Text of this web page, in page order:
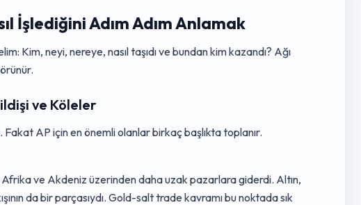
İşlediğini Adım Adım Anlamak
Kim, neyi, nereye, nasıl taşıdı ve bundan kim kazandı? Ağı
ve Köleler
AP için en önemli olanlar birkaç başlıkta toplanır.
Afrika ve Akdeniz üzerinden daha uzak pazarlara giderdi. Altın,
da bir parçasıydı. Gold-salt trade kavramı bu noktada sık